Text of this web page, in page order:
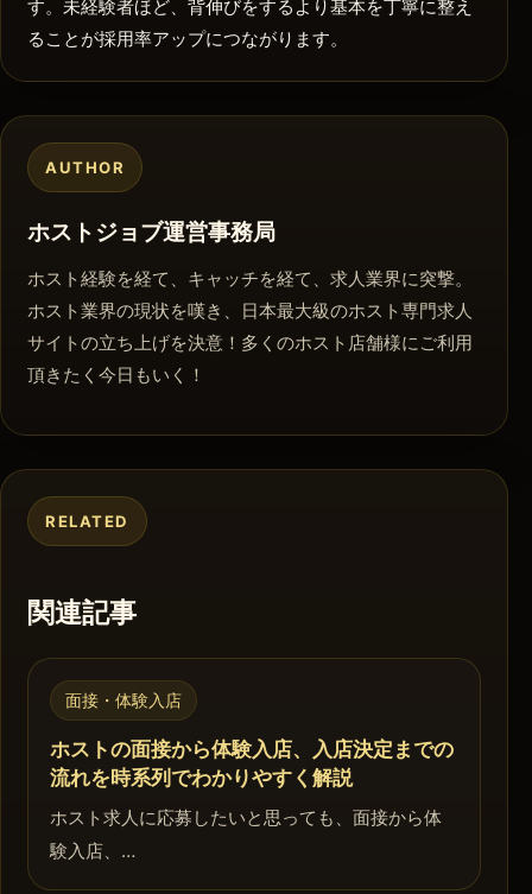
す。未経験者ほど、背伸びをするより基本を丁寧に整え
ることが採用率アップにつながります。
AUTHOR
ホストジョブ運営事務局
ホスト経験を経て、キャッチを経て、求人業界に突撃。
ホスト業界の現状を嘆き、日本最大級のホスト専門求人
サイトの立ち上げを決意！多くのホスト店舗様にご利用
頂きたく今日もいく！
RELATED
関連記事
面接・体験入店
ホストの面接から体験入店、入店決定までの
流れを時系列でわかりやすく解説
ホスト求人に応募したいと思っても、面接から体
験入店、…